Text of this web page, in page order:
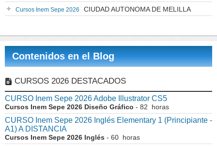
Cursos Inem Sepe 2026 CIUDAD AUTONOMA DE MELILLA
Contenidos en el Blog
CURSOS 2026 DESTACADOS
CURSO Inem Sepe 2026 Adobe Illustrator CS5
Cursos Inem Sepe 2026 Diseño Gráfico - 82 horas
CURSO Inem Sepe 2026 Inglés Elementary 1 (Principiante -
A1) A DISTANCIA
Cursos Inem Sepe 2026 Inglés - 60 horas